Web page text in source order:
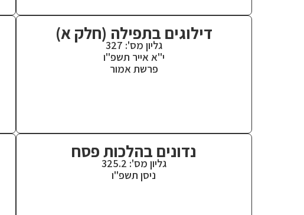
דילוגים בתפילה (חלק א)
גליון מס': 327
י"א אייר תשפ"ו
פרשת אמור
נדונים בהלכות פסח
גליון מס': 325.2
ניסן תשפ"ו